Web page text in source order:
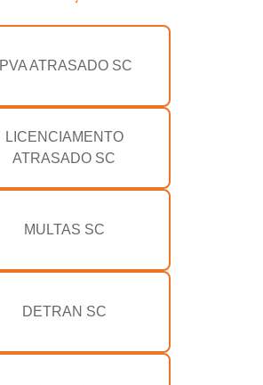
IPVA ATRASADO SC
LICENCIAMENTO
ATRASADO SC
MULTAS SC
DETRAN SC